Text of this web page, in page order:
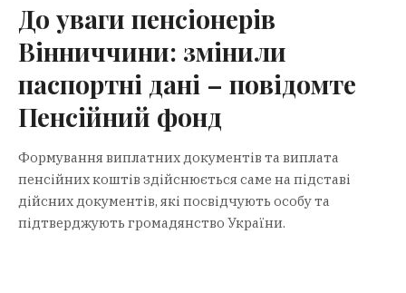
До уваги пенсіонерів
Вінниччини: змінили
паспортні дані – повідомте
Пенсійний фонд
Формування виплатних документів та виплата
пенсійних коштів здійснюється саме на підставі
дійсних документів, які посвідчують особу та
підтверджують громадянство України.